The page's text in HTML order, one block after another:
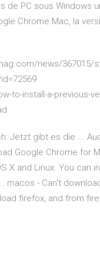
de PC sous Windows
Chrome Mac, la
news/367015/
to-install-a-previous-
Jetzt gibt es die ...
Google Chrome for
X and Linux. You can
macos - Can't
firefox, and from